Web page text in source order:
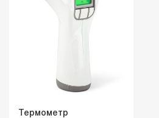
Термометр